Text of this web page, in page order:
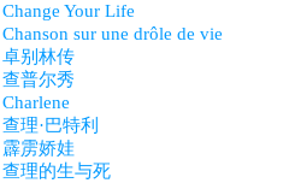
Change Your Life
Chanson sur une drôle de vie
卓别林传
查普尔秀
Charlene
查理·巴特利
霹雳娇娃
查理的生与死